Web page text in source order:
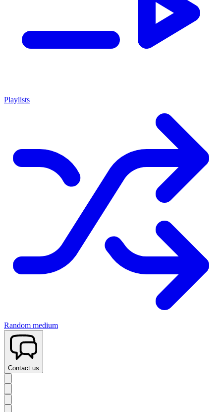
Playlists
Random medium
Contact us